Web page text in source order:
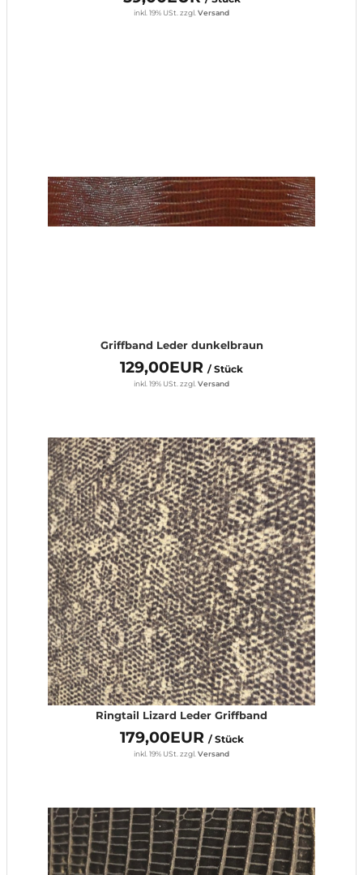
inkl. 19% USt.zzgl.Versand
Griffband Leder dunkelbraun
129,00EUR / Stück
inkl. 19% USt. zzgl. Versand
Ringtail Lizard Leder Griffband
179,00EUR / Stück
inkl. 19% USt. zzgl. Versand